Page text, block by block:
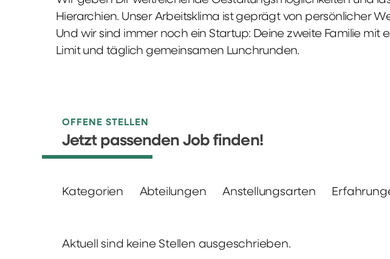
Hierarchien. Unser Arbeitsklima ist geprägt von persönlicher
Und wir sind immer noch ein Startup: Deine zweite Familie mit
Limit und täglich gemeinsamen Lunchrunden.
OFFENE STELLEN
Jetzt passenden Job finden!
Kategorien Abteilungen Anstellungsarten
Aktuell sind keine Stellen ausgeschrieben.